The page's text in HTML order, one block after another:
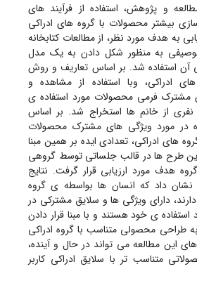
و پژوهش، استفاده از فرآیند های
بیشتر محصولات با گروه های ادراکی
به هدف مورد نظر، از مطالعات کتابخانه
به منظور شکل دادن به یک مدل
آن استفاده شد. بر اساس تعاریف و روش
ادراکی، وبا استفاده از مشاهده و
مشترک فرمی محصولات مورد استفاده ی
یک جامعه آماری 82 نفری از خانم ها استخراج شد. بر اساس
در مورد ویژگی های مشترک محصولات
های ادراکی، تعدادی ایده بر همین مبنا
طرح ها در قالب جلساتی توسط گروهی
هدف مورد ارزیابی قرار گرفت. نتایج
نشان داد که انسان ها بواسطه ی گروه
دارای ویژگی ها و سلایق مشترکی در
ی خود هستند و با مبنا قرار دادن
طراحی محصولی متناسب با گروه ادراکی
این مطالعه می تواند در حال و آینده،
متناسب تر با سلایق ادراکی کاربر